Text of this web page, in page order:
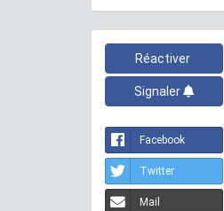
Réactiver
Signaler
Facebook
Twitter
Mail